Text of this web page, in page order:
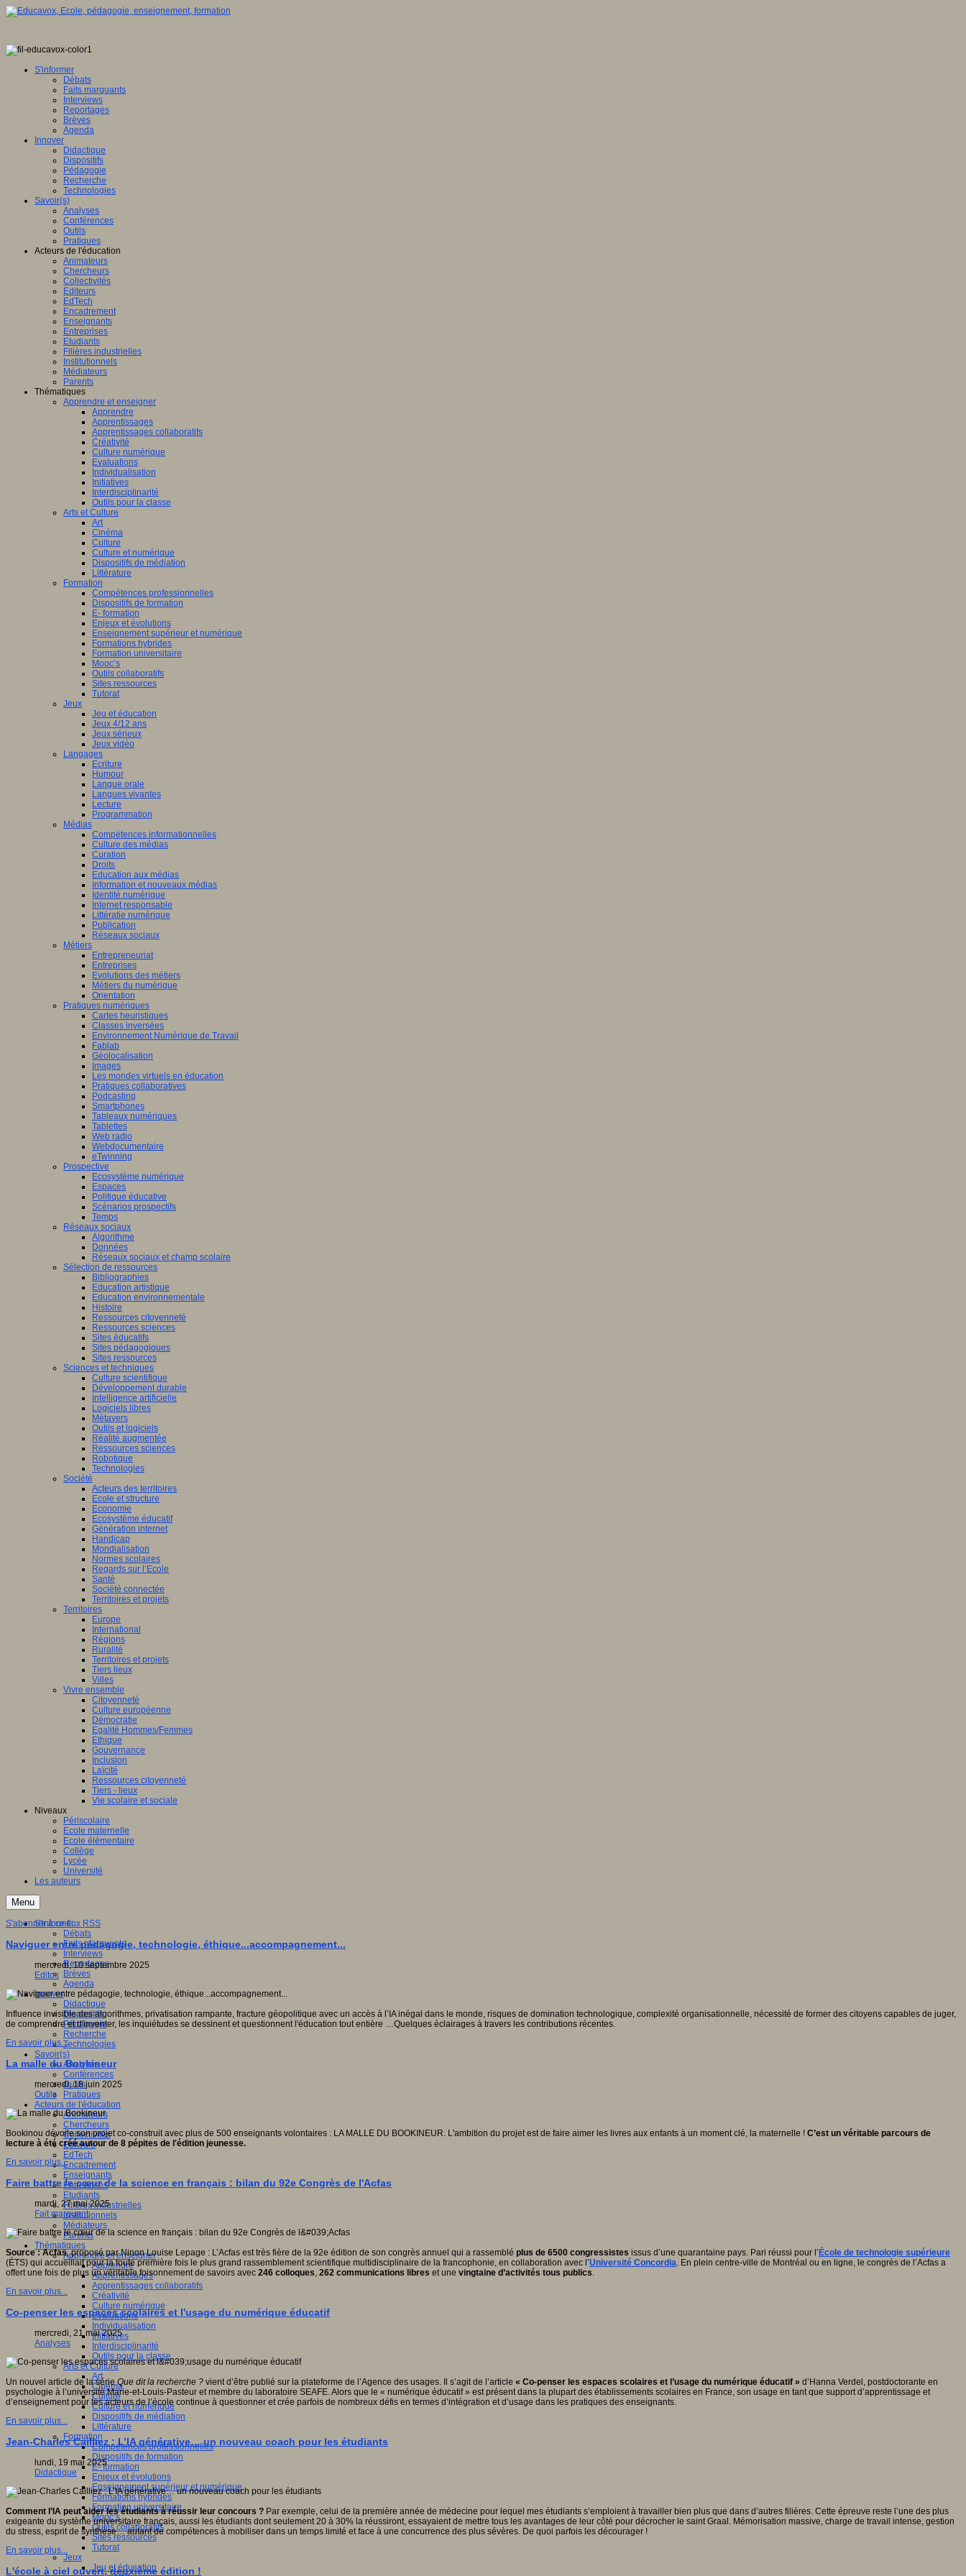
S'informer
Débats
Faits marquants
Interviews
Reportages
Brèves
Agenda
Innover
Didactique
Dispositifs
Pédagogie
Recherche
Technologies
Savoir(s)
Analyses
Conférences
Outils
Pratiques
Acteurs de l'éducation
Animateurs
Chercheurs
Collectivités
Editeurs
EdTech
Encadrement
Enseignants
Entreprises
Etudiants
Filières industrielles
Institutionnels
Médiateurs
Parents
Thématiques
Apprendre et enseigner
Apprendre
Apprentissages
Apprentissages collaboratifs
Créativité
Culture numérique
Evaluations
Individualisation
Initiatives
Interdisciplinarité
Outils pour la classe
Arts et Culture
Art
Cinéma
Culture
Culture et numérique
Dispositifs de médiation
Littérature
Formation
Compétences professionnelles
Dispositifs de formation
E- formation
Enjeux et évolutions
Enseignement supérieur et numérique
Formations hybrides
Formation universitaire
Mooc’s
Outils collaboratifs
Sites ressources
Tutorat
Jeux
Jeu et éducation
Jeux 4/12 ans
Jeux sérieux
Jeux vidéo
Langages
Ecriture
Humour
Langue orale
Langues vivantes
Lecture
Programmation
Médias
Compétences informationnelles
Culture des médias
Curation
Droits
Education aux médias
Information et nouveaux médias
Identité numérique
Internet responsable
Littératie numérique
Publication
Réseaux sociaux
Métiers
Entrepreneuriat
Entreprises
Evolutions des métiers
Métiers du numérique
Orientation
Pratiques numériques
Cartes heuristiques
Classes inversées
Environnement Numérique de Travail
Fablab
Géolocalisation
Images
Les mondes virtuels en éducation
Pratiques collaboratives
Podcasting
Smartphones
Tableaux numériques
Tablettes
Web radio
Webdocumentaire
eTwinning
Prospective
Ecosystème numérique
Espaces
Politique éducative
Scénarios prospectifs
Temps
Réseaux sociaux
Algorithme
Données
Réseaux sociaux et champ scolaire
Sélection de ressources
Bibliographies
Education artistique
Education environnementale
Histoire
Ressources citoyenneté
Ressources sciences
Sites éducatifs
Sites pédagogiques
Sites ressources
Sciences et techniques
Culture scientifique
Développement durable
Intelligence artificielle
Logiciels libres
Métavers
Outils et logiciels
Réalité augmentée
Ressources sciences
Robotique
Technologies
Société
Acteurs des territoires
Ecole et structure
Economie
Ecosystème éducatif
Génération internet
Handicap
Mondialisation
Normes scolaires
Regards sur l’Ecole
Santé
Société connectée
Territoires et projets
Territoires
Europe
International
Régions
Ruralité
Territoires et projets
Tiers lieux
Villes
Vivre ensemble
Citoyenneté
Culture européenne
Démocratie
Egalité Hommes/Femmes
Ethique
Gouvernance
Inclusion
Laïcité
Ressources citoyenneté
Tiers - lieux
Vie scolaire et sociale
Niveaux
Périscolaire
Ecole maternelle
Ecole élémentaire
Collège
Lycée
Université
Les auteurs
Menu
S'informer
Débats
Faits marquants
Interviews
Reportages
Brèves
Agenda
Innover
Didactique
Dispositifs
Pédagogie
Recherche
Technologies
Savoir(s)
Analyses
Conférences
Outils
Pratiques
Acteurs de l'éducation
Animateurs
Chercheurs
Collectivités
Editeurs
EdTech
Encadrement
Enseignants
Entreprises
Etudiants
Filières industrielles
Institutionnels
Médiateurs
Parents
Thématiques
Apprendre et enseigner
Apprendre
Apprentissages
Apprentissages collaboratifs
Créativité
Culture numérique
Evaluations
Individualisation
Initiatives
Interdisciplinarité
Outils pour la classe
Arts et Culture
Art
Cinéma
Culture
Culture et numérique
Dispositifs de médiation
Littérature
Formation
Compétences professionnelles
Dispositifs de formation
E- formation
Enjeux et évolutions
Enseignement supérieur et numérique
Formations hybrides
Formation universitaire
Mooc’s
Outils collaboratifs
Sites ressources
Tutorat
Jeux
Jeu et éducation
S'abonner à ce flux RSS
Naviguer entre pédagogie, technologie, éthique...accompagnement...
mercredi, 10 septembre 2025
Editos
Influence invisible des algorithmes, privatisation rampante, fracture géopolitique avec un accès à l’IA inégal dans le monde, risques de domination technologique, complexité organisationnelle, nécessité de former des citoyens capables de juger,
de comprendre et d'inventer, les inquiétudes se dessinent et questionnent l'éducation tout entière …Quelques éclairages à travers les contributions récentes.
En savoir plus...
La malle du Bookineur
mercredi, 18 juin 2025
Outils
Bookinou dévoile son projet co-construit avec plus de 500 enseignants volontaires : LA MALLE DU BOOKINEUR. L'ambition du projet est de faire aimer les livres aux enfants à un moment clé, la maternelle ! C’est un véritable parcours de
lecture à été créé autour de 8 pépites de l'édition jeunesse.
En savoir plus...
Faire battre le cœur de la science en français : bilan du 92e Congrès de l'Acfas
mardi, 27 mai 2025
Fait marquant
Source : Acfas, proposé par Ninon Louise Lepage : L’Acfas est très fière de la 92e édition de son congrès annuel qui a rassemblé plus de 6500 congressistes issus d’une quarantaine pays. Pari réussi pour l’ École de technologie supérieure
(ÉTS) qui accueillait pour la toute première fois le plus grand rassemblement scientifique multidisciplinaire de la francophonie, en collaboration avec l’Université Concordia. En plein centre-ville de Montréal ou en ligne, le congrès de l’Acfas a
offert une fois de plus un véritable foisonnement de savoirs avec 246 colloques, 262 communications libres et une vingtaine d’activités tous publics.
En savoir plus...
Co-penser les espaces scolaires et l'usage du numérique éducatif
mercredi, 21 mai 2025
Analyses
Un nouvel article de la sérieQue dit la recherche ? vient d’être publié sur la plateforme de l’Agence des usages. Il s’agit de l’article « Co-penser les espaces scolaires et l’usage du numérique éducatif » d’Hanna Verdel, postdoctorante en
psychologie à l’université Marie-et-Louis-Pasteur et membre du laboratoire SEAFE. Alors que le « numérique éducatif » est présent dans la plupart des établissements scolaires en France, son usage en tant que support d’apprentissage et
d’enseignement pour les acteurs de l’école continue à questionner et crée parfois de nombreux défis en termes d’intégration et d’usage dans les pratiques des enseignants.
En savoir plus...
Jean-Charles Cailliez : L’IA générative… un nouveau coach pour les étudiants
lundi, 19 mai 2025
Didactique
Comment l’IA peut aider les étudiants à réussir leur concours ? Par exemple, celui de la première année de médecine pour lequel mes étudiants s’emploient à travailler bien plus que dans d’autres filières. Cette épreuve reste l’une des plus
exigeante du système universitaire français, aussi les étudiants dont seulement 20 à 30% la réussiront, essayaient de mettre tous les avantages de leur côté pour décrocher le saint Graal. Mémorisation massive, charge de travail intense, gestion
du stress, esprit de synthèse… autant de compétences à mobiliser dans un temps limité et face à une concurrence des plus sévères. De quoi parfois les décourager !
En savoir plus...
L'école à ciel ouvert, deuxième édition !